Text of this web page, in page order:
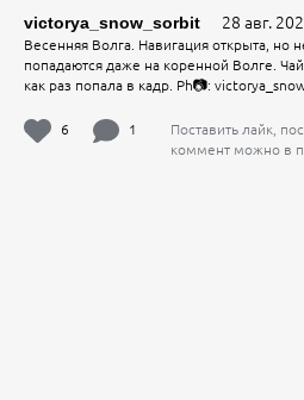
victorya_snow_sorbit 28 авг.
Весенняя Волга. Навигация открыта, но
попадаются даже на коренной Волге.
как раз попала в кадр. Ph📷:
6 1
Поставить лайк,
коммент можно в